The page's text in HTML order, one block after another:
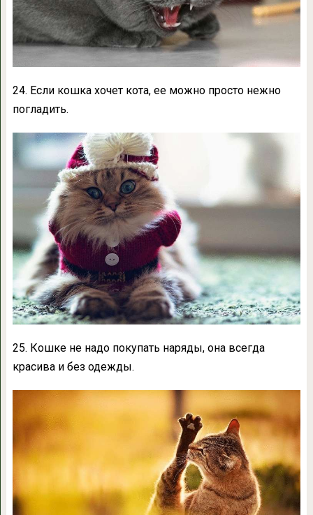
24. Если кошка хочет кота, ее можно просто нежно
погладить.
25. Кошке не надо покупать наряды, она всегда
красива и без одежды.